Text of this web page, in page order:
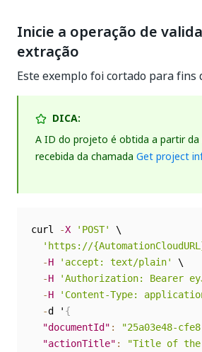
Inicie a operação de
extração
Este exemplo foi cortado para fins
DICA:
A ID do projeto é obtida a partir da
recebida da chamada Get project
curl -X 'POST'
\
'https://
-H 'accept: text/plain'
\
-H 'Authorization: Bearer
-H 'Content-Type:
-d ' {
"documentId" :
"25a03e48-
"actionTitle" :
"Title of the